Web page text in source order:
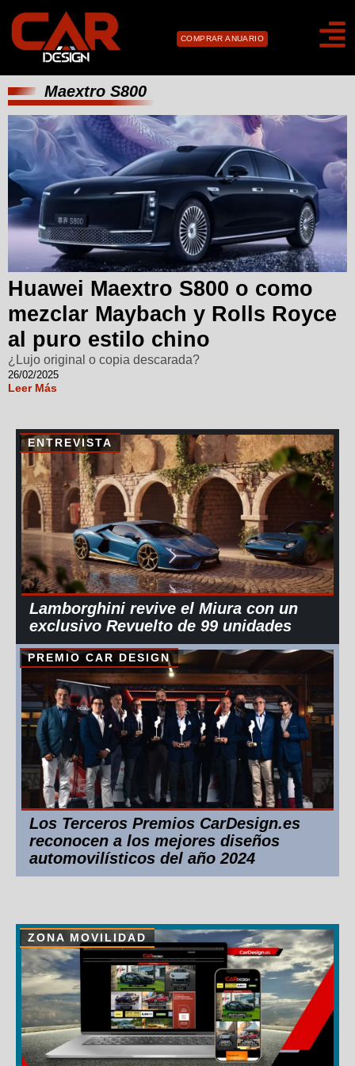
COMPRAR ANUARIO
Maextro S800
Huawei Maextro S800 o como
mezclar Maybach y Rolls Royce
al puro estilo chino
¿Lujo original o copia descarada?
26/02/2025
Leer Más
ENTREVISTA
Lamborghini revive el Miura con un
exclusivo Revuelto de 99 unidades
PREMIO CAR DESIGN
Los Terceros Premios CarDesign.es
reconocen a los mejores diseños
automovilísticos del año 2024
ZONA MOVILIDAD